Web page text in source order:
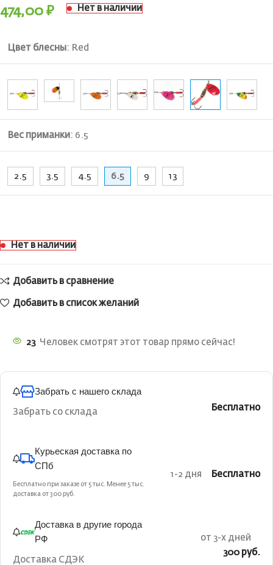
474,00 ₽ Нет в наличии
Цвет блесны: Red
Вес приманки: 6.5
2.5 3.5 4.5 6.5 9 13
Нет в наличии
Добавить в сравнение
Добавить в список желаний
23 Человек смотрят этот товар прямо сейчас!
Забрать с нашего склада
Забрать со склада Бесплатно
Курьеская доставка по
СПб
Бесплатно при заказе от 5 тыс. Менее 5 тыс.
доставка от 300 руб.
1-2 дня Бесплатно
Доставка в другие города
РФ
Доставка СДЭК
от 3-х дней
300 руб.